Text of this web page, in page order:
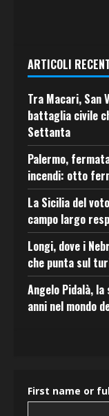
ARTICOLI
Tra Macari, San
battaglia civile
Settanta
Palermo,
incendi: otto
La Sicilia del
campo largo
Longi, dove i
che punta sul
Angelo Pidalà,
anni nel mondo
First name or